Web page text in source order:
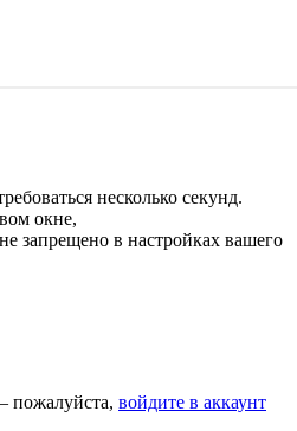
несколько секунд.
окне,
запрещено в настройках вашего
пожалуйста, войдите в аккаунт